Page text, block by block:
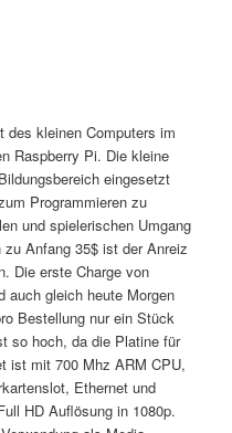
des kleinen Computers im
Raspberry Pi. Die kleine
eingesetzt
Programmieren zu
und spielerischen Umgang
Anfang 35$ ist der Anreiz
Die erste Charge von
auch gleich heute Morgen
Bestellung nur ein Stück
so hoch, da die Platine für
ist mit 700 Mhz ARM CPU,
Ethernet und
HD Auflösung in 1080p.